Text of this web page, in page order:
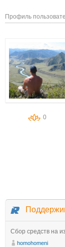
Профиль
0
Сбор средств на
homohomeni